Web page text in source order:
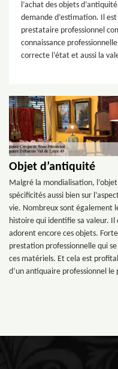
l’achat des objets
demande d’estimation. Il
prestataire professionnel
connaissance
correcte l’état et aussi la
Objet d’antiquité
Malgré la mondialisation,
spécificités aussi bien sur
vie. Nombreux sont également
histoire qui identifie sa valeur.
adorent encore ces objets.
prestation professionnelle qui
ces matériels. Et cela est
d’un antiquaire professionnel le